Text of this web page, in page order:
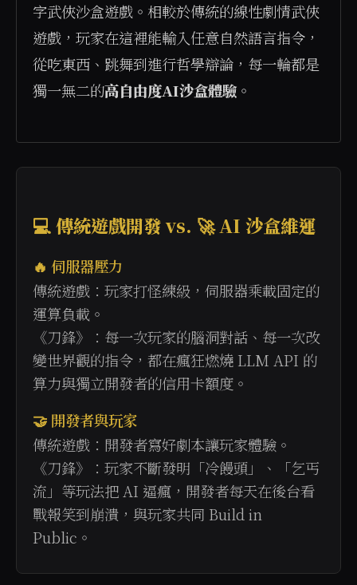
字武俠沙盒遊戲。相較於傳統的線性劇情武俠
遊戲，玩家在這裡能輸入任意自然語言指令，
從吃東西、跳舞到進行哲學辯論，每一輪都是
獨一無二的高自由度AI沙盒體驗 。
💻 傳統遊戲開發 vs. 🚀 AI 沙盒維運
🔥 伺服器壓力
傳統遊戲：玩家打怪練級，伺服器乘載固定的
運算負載。
《刀鋒》：每一次玩家的腦洞對話、每一次改
變世界觀的指令，都在瘋狂燃燒 LLM API 的
算力與獨立開發者的信用卡額度。
🤝 開發者與玩家
傳統遊戲：開發者寫好劇本讓玩家體驗。
《刀鋒》：玩家不斷發明「冷饅頭」、「乞丐
流」等玩法把 AI 逼瘋，開發者每天在後台看
戰報笑到崩潰，與玩家共同 Build in
Public。